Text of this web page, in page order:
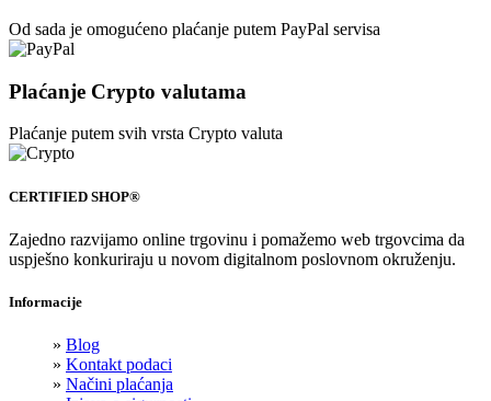
Od sada je omogućeno plaćanje putem PayPal servisa
Plaćanje Crypto valutama
Plaćanje putem svih vrsta Crypto valuta
CERTIFIED SHOP®
Zajedno razvijamo online trgovinu i pomažemo web trgovcima da
uspješno konkuriraju u novom digitalnom poslovnom okruženju.
Informacije
» Blog
» Kontakt podaci
» Načini plaćanja